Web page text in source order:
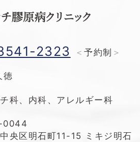
2323 予約制
徳
科、内科、アレルギー科
0044
央区明石町11-15 ミキジ明石